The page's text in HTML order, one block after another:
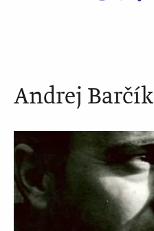
Andrej Barčík